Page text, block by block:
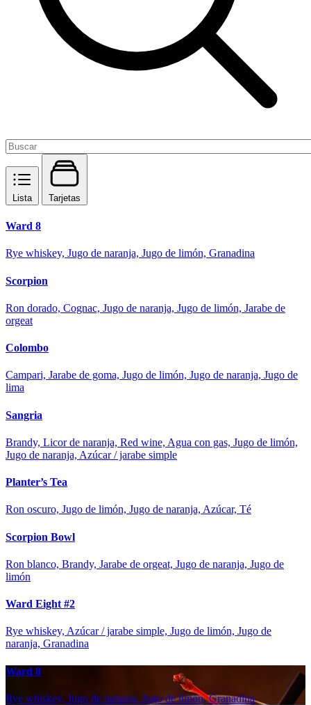
Lista Tarjetas
Ward 8
Rye whiskey, Jugo de naranja, Jugo de limón, Granadina
Scorpion
Ron dorado, Cognac, Jugo de naranja, Jugo de limón, Jarabe de
orgeat
Colombo
Campari, Jarabe de goma, Jugo de limón, Jugo de naranja, Jugo de
lima
Sangria
Brandy, Licor de naranja, Red wine, Agua con gas, Jugo de limón,
Jugo de naranja, Azúcar / jarabe simple
Planter’s Tea
Ron oscuro, Jugo de limón, Jugo de naranja, Azúcar, Té
Scorpion Bowl
Ron blanco, Brandy, Jarabe de orgeat, Jugo de naranja, Jugo de
limón
Ward Eight #2
Rye whiskey, Azúcar / jarabe simple, Jugo de limón, Jugo de
naranja, Granadina
Ward 8
Rye whiskey, Jugo de naranja, Jugo de limón, Granadina